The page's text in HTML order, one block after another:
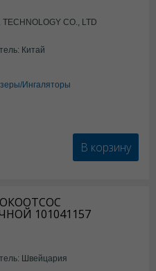
CO., LTD
Китай
Ингаляторы
В корзину
101041157
Швейцария